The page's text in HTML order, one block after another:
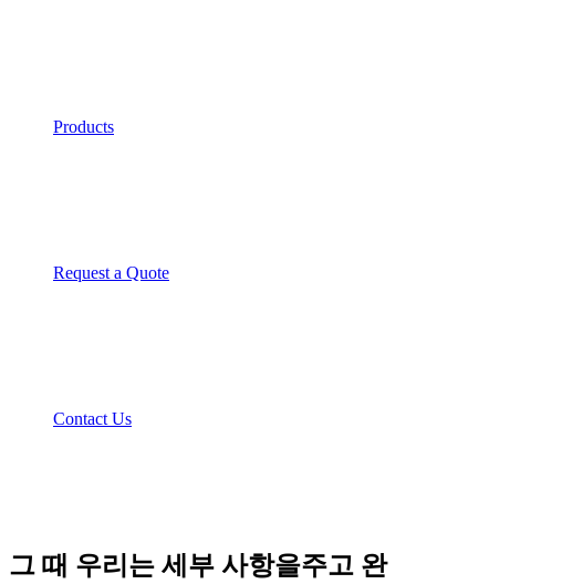
Products
Request a Quote
Contact Us
그 때 우리는 세부 사항을주고 완